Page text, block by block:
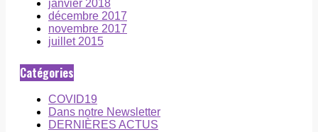
janvier 2018
décembre 2017
novembre 2017
juillet 2015
Catégories
COVID19
Dans notre Newsletter
DERNIÈRES ACTUS